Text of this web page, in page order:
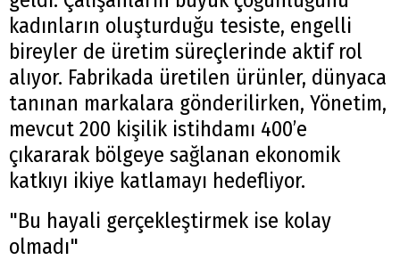
kadınların oluşturduğu tesiste, engelli
bireyler de üretim süreçlerinde aktif rol
alıyor. Fabrikada üretilen ürünler, dünyaca
tanınan markalara gönderilirken, Yönetim,
mevcut 200 kişilik istihdamı 400’e
çıkararak bölgeye sağlanan ekonomik
katkıyı ikiye katlamayı hedefliyor.
"Bu hayali gerçekleştirmek ise kolay
olmadı"